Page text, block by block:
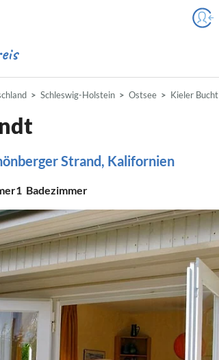
Schleswig-Holstein Ostsee Kieler Bucht
Strand, Kalifornien
1 Badezimmer